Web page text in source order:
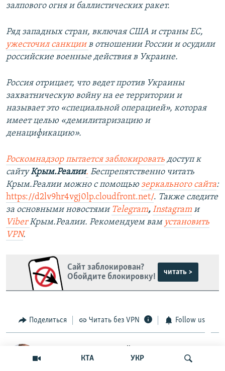
КТА УКР
залпового огня и баллистических ракет.
Ряд западных стран, включая США и страны ЕС,
ужесточил санкциив отношении России и осудили
российские военные действия в Украине.
Россия отрицает, что ведет против Украины
захватническую войну на ее территории и
называет это «специальной операцией», которая
имеет целью «демилитаризацию и
денацификацию».
Роскомнадзор пытается заблокировать доступ к
сайтуКрым.Реалии. Беспрепятственно читать
Крым.Реалии можно с помощью зеркального сайта:
https://d2lv9hr4vgj0lp.cloudfront.net/. Также следите
за основными новостями Telegram, Instagram и
ViberКрым.Реалии. Рекомендуем вам установить
VPN.
Сайт заблокирован?
Обойдите блокировку!
читать >
Поделиться Читать без VPN Follow us